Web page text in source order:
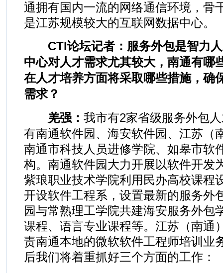
通拥有国内一流的网络通信环境，骨
是江苏规模较大的互联网数据中心。
CTI论坛记者：服务外包是智力
中心对人才需求尤其较大，南通有哪
在人才培养方面将采取哪些措施，确
需求？
羌强： 我市有2家省级服务外包
有南通软件园、海安软件园、江苏（
南通市科技人员进修学院、如皋市软
构。南通软件园大力开展以软件开发
紫琅职业技术学院利用民办高校课程
开设软件工程系，设置最新的服务外
园与常熟理工学院共建海安服务外包
课程、语言专业课程等。江苏（南通
责南通本地的微软软件工程师培训业
后我们将着重抓好三个方面的工作：